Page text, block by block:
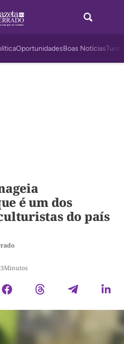
OportunidadesBoas Notícias
é um dos
do país
3Minutos